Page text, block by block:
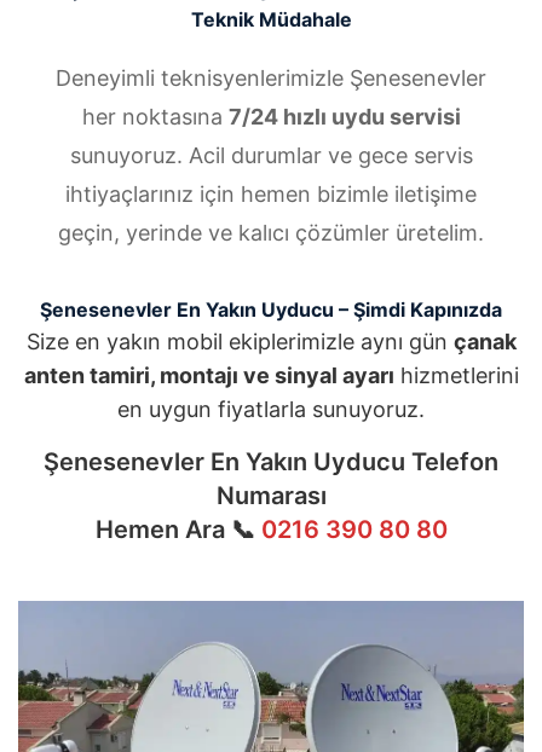
Teknik Müdahale
Deneyimli teknisyenlerimizle Şenesenevler
her noktasına 7/24 hızlı uydu servisi
sunuyoruz. Acil durumlar ve gece servis
ihtiyaçlarınız için hemen bizimle iletişime
geçin, yerinde ve kalıcı çözümler üretelim.
Şenesenevler En Yakın Uyducu – Şimdi Kapınızda
Size en yakın mobil ekiplerimizle aynı gün çanak
anten tamiri, montajı ve sinyal ayarı hizmetlerini
en uygun fiyatlarla sunuyoruz.
Şenesenevler En Yakın Uyducu Telefon
Numarası
Hemen Ara 📞 0216 390 80 80